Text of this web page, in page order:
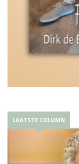
LAATSTE COLUMN